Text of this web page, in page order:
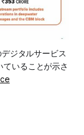
ジタルサービス
いることが示さ